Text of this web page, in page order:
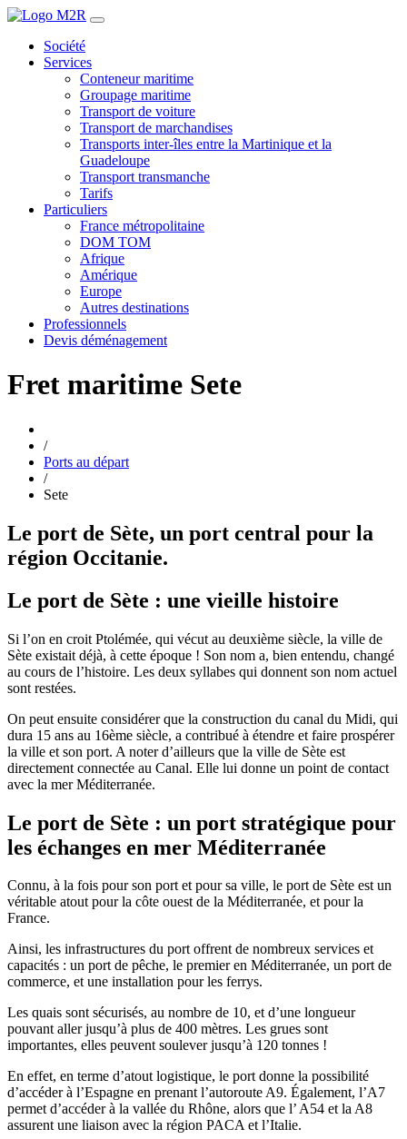
Société
Services
Conteneur maritime
Groupage maritime
Transport de voiture
Transport de marchandises
Transports inter-îles entre la Martinique et la
Guadeloupe
Transport transmanche
Tarifs
Particuliers
France métropolitaine
DOM TOM
Afrique
Amérique
Europe
Autres destinations
Professionnels
Devis déménagement
Fret maritime Sete
/
Ports au départ
/
Sete
Le port de Sète, un port central pour la
région Occitanie.
Le port de Sète : une vieille histoire
Si l’on en croit Ptolémée, qui vécut au deuxième siècle, la ville de
Sète existait déjà, à cette époque ! Son nom a, bien entendu, changé
au cours de l’histoire. Les deux syllabes qui donnent son nom actuel
sont restées.
On peut ensuite considérer que la construction du canal du Midi, qui
dura 15 ans au 16ème siècle, a contribué à étendre et faire prospérer
la ville et son port. A noter d’ailleurs que la ville de Sète est
directement connectée au Canal. Elle lui donne un point de contact
avec la mer Méditerranée.
Le port de Sète : un port stratégique pour
les échanges en mer Méditerranée
Connu, à la fois pour son port et pour sa ville, le port de Sète est un
véritable atout pour la côte ouest de la Méditerranée, et pour la
France.
Ainsi, les infrastructures du port offrent de nombreux services et
capacités : un port de pêche, le premier en Méditerranée, un port de
commerce, et une installation pour les ferrys.
Les quais sont sécurisés, au nombre de 10, et d’une longueur
pouvant aller jusqu’à plus de 400 mètres. Les grues sont
importantes, elles peuvent soulever jusqu’à 120 tonnes !
En effet, en terme d’atout logistique, le port donne la possibilité
d’accéder à l’Espagne en prenant l’autoroute A9. Également, l’A7
permet d’accéder à la vallée du Rhône, alors que l’ A54 et la A8
assurent une liaison avec la région PACA et l’Italie.